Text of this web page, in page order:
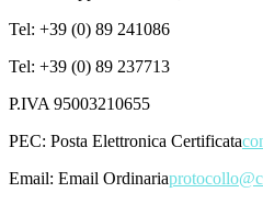
Tel: +39 (0) 89 241086
Tel: +39 (0) 89 237713
P.IVA 95003210655
PEC: Posta Elettronica Certificata
Email: Email Ordinaria